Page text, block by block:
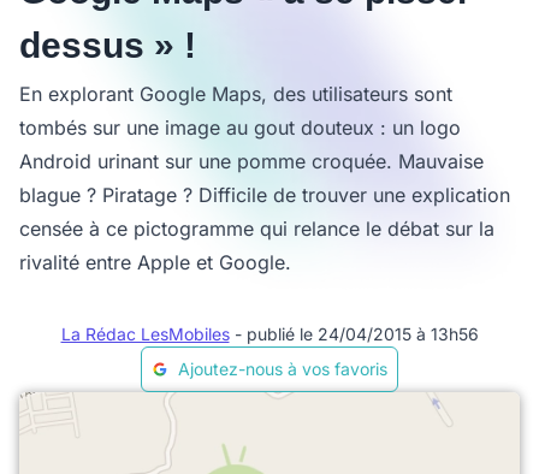
dessus » !
En explorant Google Maps, des utilisateurs sont
tombés sur une image au gout douteux : un logo
Android urinant sur une pomme croquée. Mauvaise
blague ? Piratage ? Difficile de trouver une explication
censée à ce pictogramme qui relance le débat sur la
rivalité entre Apple et Google.
La Rédac LesMobiles - publié le 24/04/2015 à 13h56
Ajoutez-nous à vos favoris